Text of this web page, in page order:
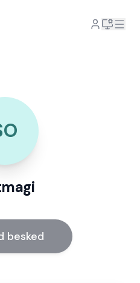
besked